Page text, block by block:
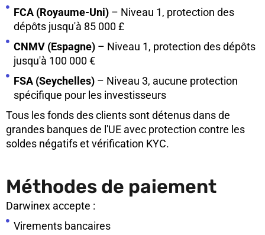
FCA (Royaume-Uni)– Niveau 1, protection des
dépôts jusqu'à 85 000 £
CNMV (Espagne)– Niveau 1, protection des dépôts
jusqu'à 100 000 €
FSA (Seychelles)– Niveau 3, aucune protection
spécifique pour les investisseurs
Tous les fonds des clients sont détenus dans de
grandes banques de l'UE avec protection contre les
soldes négatifs et vérification KYC.
Méthodes de paiement
Darwinex accepte :
Virements bancaires